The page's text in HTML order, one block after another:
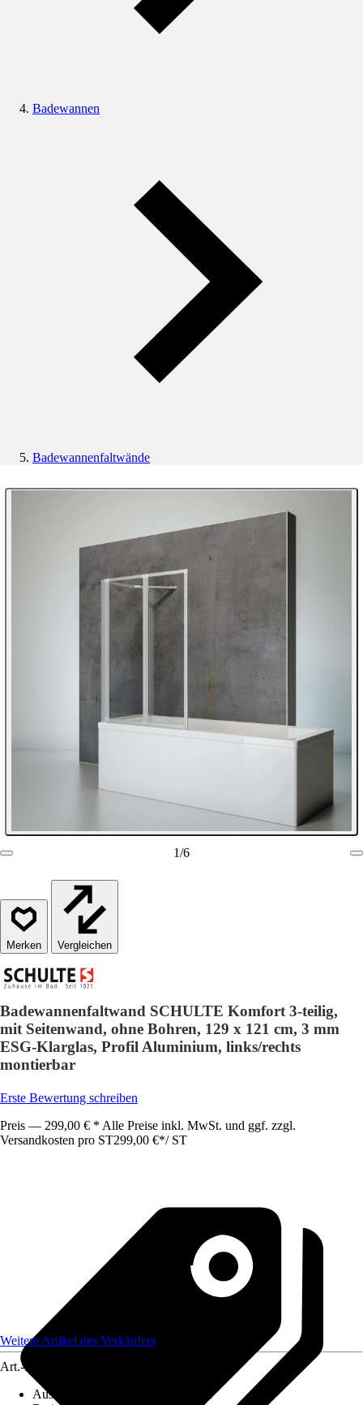
Badewannen
Badewannenfaltwände
1/6
Vergleichen
Badewannenfaltwand SCHULTE Komfort 3-teilig,
mit Seitenwand, ohne Bohren, 129 x 121 cm, 3 mm
ESG-Klarglas, Profil Aluminium, links/rechts
montierbar
Erste Bewertung schreiben
Preis — 299,00 € * Alle Preise inkl. MwSt. und ggf. zzgl.
Versandkosten pro ST299,00 €*/ ST
Weitere Artikel des Verkäufers
Art.-Nr.
Ausführung
Badewannenfaltwand